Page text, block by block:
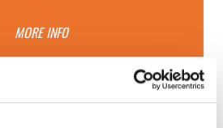
MORE INFO